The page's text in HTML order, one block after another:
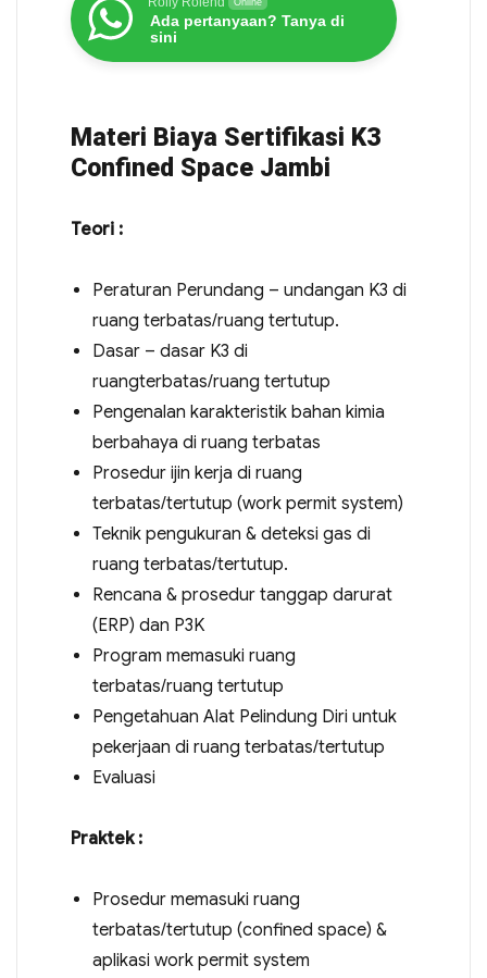
Ada pertanyaan? Tanya di
sini
Materi Biaya Sertifikasi K3
Confined Space Jambi
Teori :
Peraturan Perundang – undangan K3 di
ruang terbatas/ruang tertutup.
Dasar – dasar K3 di
ruangterbatas/ruang tertutup
Pengenalan karakteristik bahan kimia
berbahaya di ruang terbatas
Prosedur ijin kerja di ruang
terbatas/tertutup (work permit system)
Teknik pengukuran & deteksi gas di
ruang terbatas/tertutup.
Rencana & prosedur tanggap darurat
(ERP) dan P3K
Program memasuki ruang
terbatas/ruang tertutup
Pengetahuan Alat Pelindung Diri untuk
pekerjaan di ruang terbatas/tertutup
Evaluasi
Praktek :
Prosedur memasuki ruang
terbatas/tertutup (confined space) &
aplikasi work permit system